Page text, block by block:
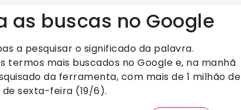
as buscas no Google
a pesquisar o significado da palavra.
termos mais buscados no Google e, na manhã
da ferramenta, com mais de 1 milhão de
sexta-feira (19/6).